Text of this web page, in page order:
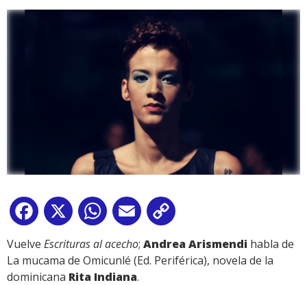
Facebook
X WhatsApp
Email
Link
Vuelve Escrituras al acecho; Andrea Arismendi habla de
La mucama de Omicunlé (Ed. Periférica), novela de la
dominicana Rita Indiana.